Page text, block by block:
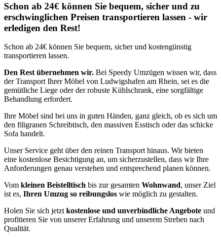
Schon ab 24€ können Sie bequem, sicher und zu
erschwinglichen Preisen transportieren lassen - wir
erledigen den Rest!
Schon ab 24€ können Sie bequem, sicher und kostengünstig
transportieren lassen.
Den Rest übernehmen wir. Bei Speedy Umzügen wissen wir, dass
der Transport Ihrer Möbel von Ludwigshafen am Rhein, sei es die
gemütliche Liege oder der robuste Kühlschrank, eine sorgfältige
Behandlung erfordert.
Ihre Möbel sind bei uns in guten Händen, ganz gleich, ob es sich um
den filigranen Schreibtisch, den massiven Esstisch oder das schicke
Sofa handelt.
Unser Service geht über den reinen Transport hinaus. Wir bieten
eine kostenlose Besichtigung an, um sicherzustellen, dass wir Ihre
Anforderungen genau verstehen und entsprechend planen können.
Vom kleinen Beistelltisch bis zur gesamten Wohnwand, unser Ziel
ist es, Ihren Umzug so reibungslos wie möglich zu gestalten.
Holen Sie sich jetzt kostenlose und unverbindliche Angebote und
profitieren Sie von unserer Erfahrung und unserem Streben nach
Qualität.